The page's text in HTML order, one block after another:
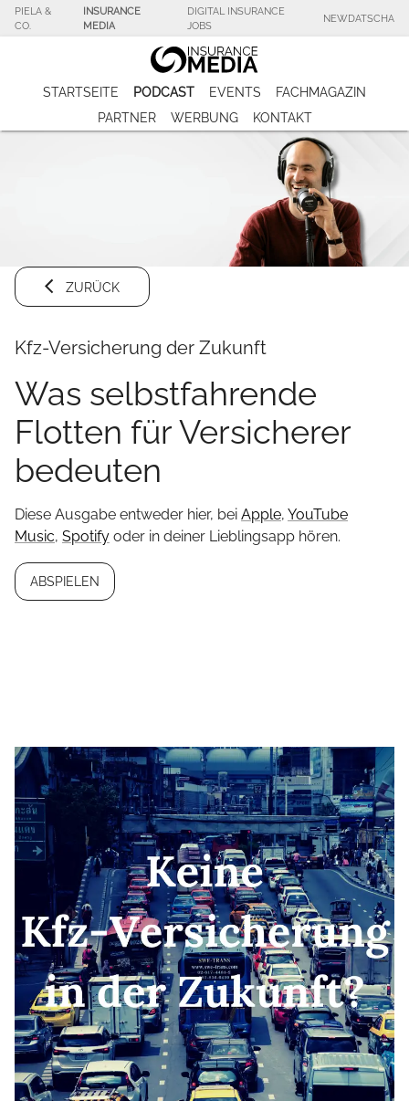
PIELA &
CO.
INSURANCE
MEDIA
DIGITAL INSURANCE
JOBS
NEWDATSCHA
STARTSEITE PODCAST EVENTS
FACHMAGAZIN
PARTNER
WERBUNG KONTAKT
ZURÜCK
Kfz-Versicherung der Zukunft
Was selbstfahrende
Flotten für Versicherer
bedeuten
Diese Ausgabe entweder hier, bei Apple, YouTube
Music, Spotify oder in deiner Lieblingsapp hören.
ABSPIELEN